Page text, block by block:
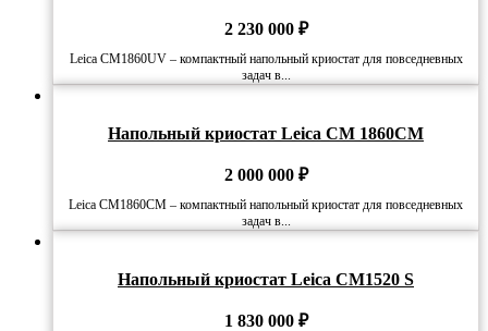
2 230 000 ₽
Leica CM1860UV – компактный напольный криостат для повседневных
задач в...
Напольный криостат Leica CM 1860CM
2 000 000 ₽
Leica CM1860CM – компактный напольный криостат для повседневных
задач в...
Напольный криостат Leica CM1520 S
1 830 000 ₽